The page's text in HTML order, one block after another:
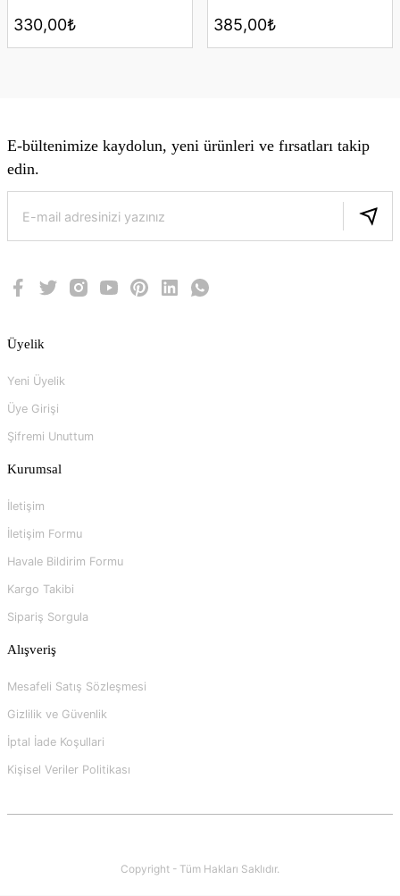
330,00₺ 385,00₺
E-bültenimize kaydolun, yeni ürünleri ve fırsatları takip
edin.
Üyelik
Yeni Üyelik
Üye Girişi
Şifremi Unuttum
Kurumsal
İletişim
İletişim Formu
Havale Bildirim Formu
Kargo Takibi
Sipariş Sorgula
Alışveriş
Mesafeli Satış Sözleşmesi
Gizlilik ve Güvenlik
İptal İade Koşullari
Kişisel Veriler Politikası
Copyright - Tüm Hakları Saklıdır.